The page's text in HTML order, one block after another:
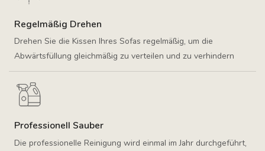
Regelmäßig Drehen
Drehen Sie die Kissen Ihres Sofas regelmäßig, um die
Abwärtsfüllung gleichmäßig zu verteilen und zu verhindern
Professionell Sauber
Die professionelle Reinigung wird einmal im Jahr durchgeführt,